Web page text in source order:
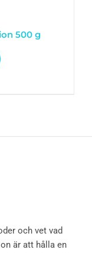
500 g
och vet vad
är att hålla en